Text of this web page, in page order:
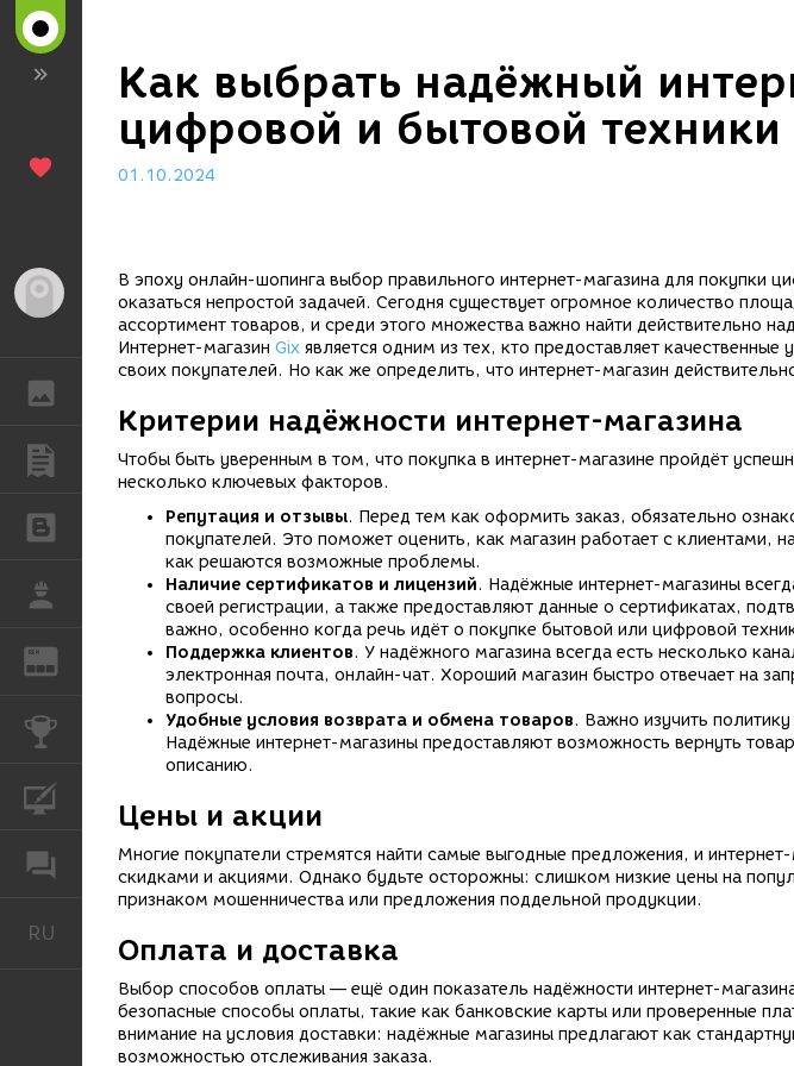
Гость
ПУБЛИКАЦИИ
РАБОТА
REN ЖУРНАЛ
КОНКУРСЫ
ФОРУМ
RU
Как выбрать надёжный
цифровой и бытовой техники
01.10.2024
В эпоху онлайн-шопинга выбор правильного интернет-магазина для покупки
оказаться непростой задачей. Сегодня существует огромное количество
ассортимент товаров, и среди этого множества важно найти действительно
Интернет-магазин Gix является одним из тех, кто предоставляет
своих покупателей. Но как же определить, что интернет-магазин
Критерии надёжности интернет-магазина
Чтобы быть уверенным в том, что покупка в интернет-магазине пройдёт
несколько ключевых факторов.
Репутация и отзывы. Перед тем как оформить заказ, обязательно
покупателей. Это поможет оценить, как магазин работает с клиентами,
как решаются возможные проблемы.
Наличие сертификатов и лицензий. Надёжные интернет-магазины
своей регистрации, а также предоставляют данные о сертификатах,
важно, особенно когда речь идёт о покупке бытовой или цифровой
Поддержка клиентов. У надёжного магазина всегда есть несколько
электронная почта, онлайн-чат. Хороший магазин быстро отвечает на
вопросы.
Удобные условия возврата и обмена товаров. Важно изучить
Надёжные интернет-магазины предоставляют возможность вернуть
описанию.
Цены и акции
Многие покупатели стремятся найти самые выгодные предложения, и
скидками и акциями. Однако будьте осторожны: слишком низкие цены на
признаком мошенничества или предложения поддельной продукции.
Оплата и доставка
Выбор способов оплаты — ещё один показатель надёжности интернет-
безопасные способы оплаты, такие как банковские карты или проверенные
внимание на условия доставки: надёжные магазины предлагают как
возможностью отслеживания заказа.